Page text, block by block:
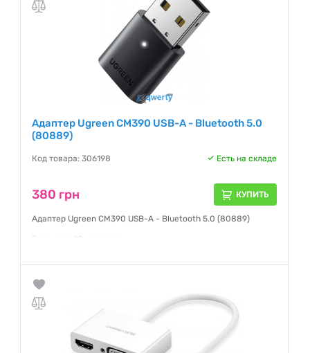
Адаптер Ugreen CM390 USB-A - Bluetooth 5.0
(80889)
Код товара: 306198 Есть на складе
380 грн КУПИТЬ
Адаптер Ugreen CM390 USB-A - Bluetooth 5.0 (80889)